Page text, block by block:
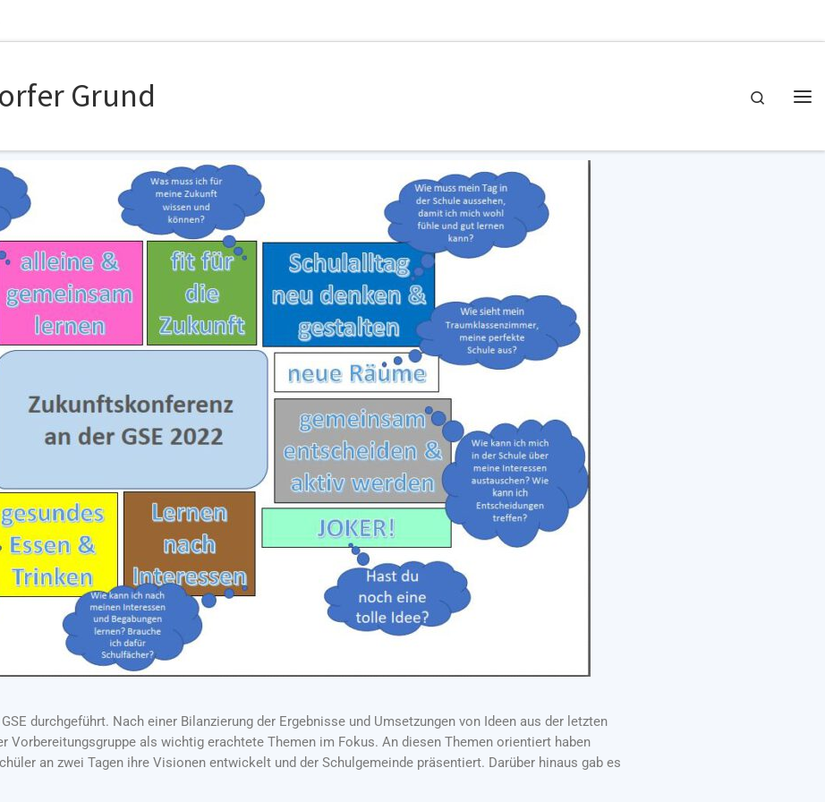
Grund Search
durchgeführt. Nach einer Bilanzierung der Ergebnisse und Umsetzungen von Ideen aus der letzten
Vorbereitungsgruppe als wichtig erachtete Themen im Fokus. An diesen Themen orientiert haben
an zwei Tagen ihre Visionen entwickelt und der Schulgemeinde präsentiert. Darüber hinaus gab es